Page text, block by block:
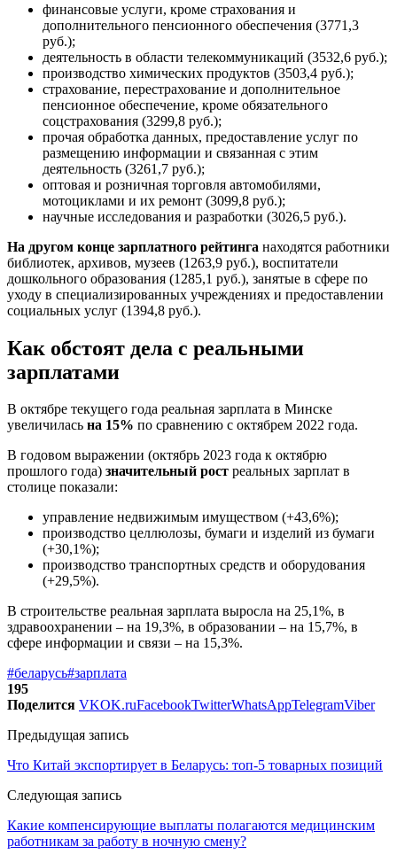
финансовые услуги, кроме страхования и
дополнительного пенсионного обеспечения (3771,3
руб.);
деятельность в области телекоммуникаций (3532,6 руб.);
производство химических продуктов (3503,4 руб.);
страхование, перестрахование и дополнительное
пенсионное обеспечение, кроме обязательного
соцстрахования (3299,8 руб.);
прочая обработка данных, предоставление услуг по
размещению информации и связанная с этим
деятельность (3261,7 руб.);
оптовая и розничная торговля автомобилями,
мотоциклами и их ремонт (3099,8 руб.);
научные исследования и разработки (3026,5 руб.).
На другом конце зарплатного рейтинга находятся работники
библиотек, архивов, музеев (1263,9 руб.), воспитатели
дошкольного образования (1285,1 руб.), занятые в сфере по
уходу в специализированных учреждениях и предоставлении
социальных услуг (1394,8 руб.).
Как обстоят дела с реальными
зарплатами
В октябре текущего года реальная зарплата в Минске
увеличилась на 15% по сравнению с октябрем 2022 года.
В годовом выражении (октябрь 2023 года к октябрю
прошлого года) значительный рост реальных зарплат в
столице показали:
управление недвижимым имуществом (+43,6%);
производство целлюлозы, бумаги и изделий из бумаги
(+30,1%);
производство транспортных средств и оборудования
(+29,5%).
В строительстве реальная зарплата выросла на 25,1%, в
здравоохранении – на 19,3%, в образовании – на 15,7%, в
сфере информации и связи – на 15,3%.
#беларусь#зарплата
195
Поделится VKOK.ruFacebookTwitterWhatsAppTelegramViber
Предыдущая запись
Что Китай экспортирует в Беларусь: топ-5 товарных позиций
Следующая запись
Какие компенсирующие выплаты полагаются медицинским
работникам за работу в ночную смену?